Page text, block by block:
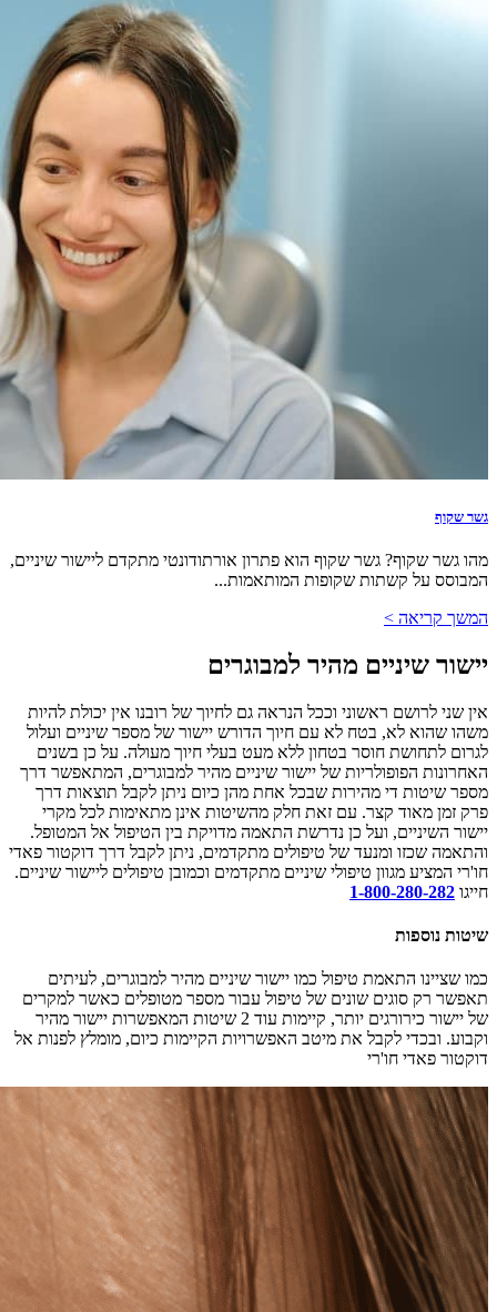
גשר שקוף
מהו גשר שקוף? גשר שקוף הוא פתרון אורתודונטי מתקדם ליישור שיניים,
המבוסס על קשתות שקופות המותאמות...
המשך קריאה >
יישור שיניים מהיר למבוגרים
אין שני לרושם ראשוני וככל הנראה גם לחיוך של רובנו אין יכולת להיות
משהו שהוא לא, בטח לא עם חיוך הדורש יישור של מספר שיניים ועלול
לגרום לתחושת חוסר בטחון ללא מעט בעלי חיוך מעולה. על כן בשנים
האחרונות הפופולריות של יישור שיניים מהיר למבוגרים, המתאפשר דרך
מספר שיטות די מהירות שבכל אחת מהן כיום ניתן לקבל תוצאות דרך
פרק זמן מאוד קצר. עם זאת חלק מהשיטות אינן מתאימות לכל מקרי
יישור השיניים, ועל כן נדרשת התאמה מדויקת בין הטיפול אל המטופל.
והתאמה שכזו ומנעד של טיפולים מתקדמים, ניתן לקבל דרך דוקטור פאדי
חו'רי המציע מגוון טיפולי שיניים מתקדמים וכמובן טיפולים ליישור שיניים.
חייגו 1-800-280-282
שיטות נוספות
כמו שציינו התאמת טיפול כמו יישור שיניים מהיר למבוגרים, לעיתים
תאפשר רק סוגים שונים של טיפול עבור מספר מטופלים כאשר למקרים
של יישור כירורגים יותר, קיימות עוד 2 שיטות המאפשרות יישור מהיר
וקבוע. ובכדי לקבל את מיטב האפשרויות הקיימות כיום, מומלץ לפנות אל
דוקטור פאדי חו'רי